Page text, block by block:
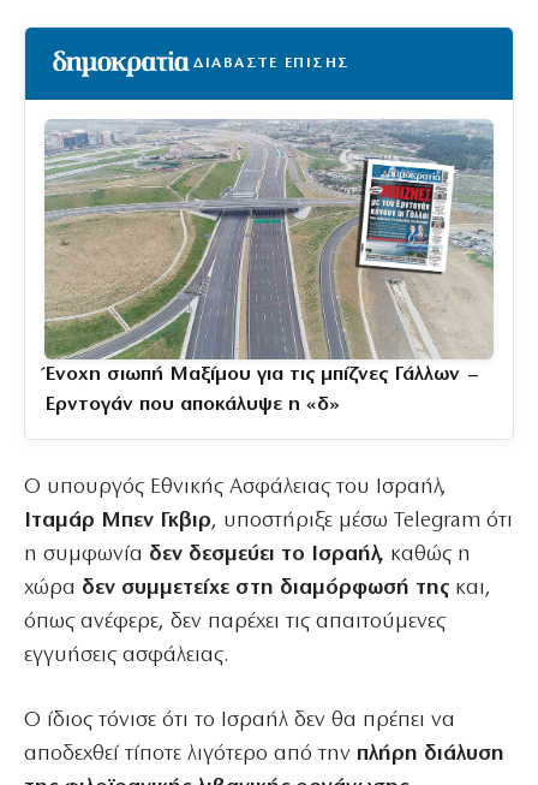
ΔΙΑΒΑΣΤΕ ΕΠΙΣΗΣ
Ένοχη σιωπή Μαξίμου για τις μπίζνες Γάλλων –
Ερντογάν που αποκάλυψε η «δ»
Ο υπουργός Εθνικής Ασφάλειας του Ισραήλ,
Ιταμάρ Μπεν Γκβιρ, υποστήριξε μέσω Telegram ότι
η συμφωνία δεν δεσμεύει το Ισραήλ, καθώς η
χώρα δεν συμμετείχε στη διαμόρφωσή της και,
όπως ανέφερε, δεν παρέχει τις απαιτούμενες
εγγυήσεις ασφάλειας.
Ο ίδιος τόνισε ότι το Ισραήλ δεν θα πρέπει να
αποδεχθεί τίποτε λιγότερο από την πλήρη διάλυση